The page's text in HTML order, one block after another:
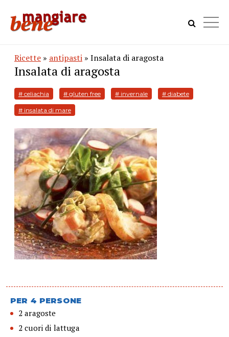
Ricette » antipasti » Insalata di aragosta
Insalata di aragosta
# celiachia # gluten free # invernale # diabete
# insalata di mare
PER 4 PERSONE
2 aragoste
2 cuori di lattuga